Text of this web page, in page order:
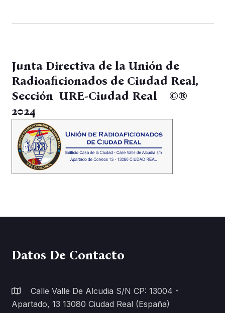
Junta Directiva de la Unión de
Radioaficionados de Ciudad Real,
Sección URE-Ciudad Real ©®
2024
Datos De Contacto
Calle Valle De Alcudia S/n CP: 13004 -
Apartado, 13 13080 Ciudad Real (España)